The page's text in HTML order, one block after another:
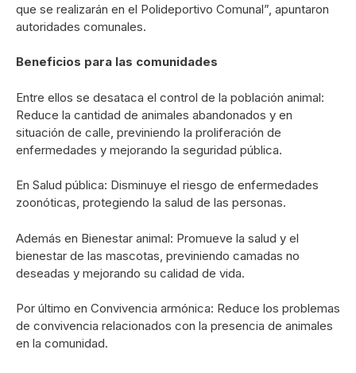
que se realizarán en el Polideportivo Comunal”, apuntaron
autoridades comunales.
Beneficios para las comunidades
Entre ellos se desataca el control de la población animal:
Reduce la cantidad de animales abandonados y en
situación de calle, previniendo la proliferación de
enfermedades y mejorando la seguridad pública.
En Salud pública: Disminuye el riesgo de enfermedades
zoonóticas, protegiendo la salud de las personas.
Además en Bienestar animal: Promueve la salud y el
bienestar de las mascotas, previniendo camadas no
deseadas y mejorando su calidad de vida.
Por último en Convivencia armónica: Reduce los problemas
de convivencia relacionados con la presencia de animales
en la comunidad.